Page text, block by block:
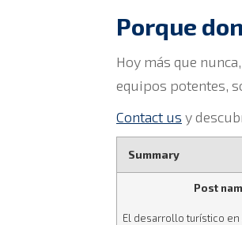
Porque
Hoy más que
equipos potentes,
Contact us y
Summary
Post
El desarrollo turístico en